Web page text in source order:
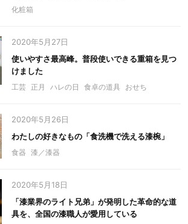
化粧箱
2020年5月27日
使いやすさ最高峰。普段使いできる重箱を見つ
けました
工芸 正月 ハレの日 食卓の道具 おせち
2020年5月26日
わたしの好きなもの「食洗機で洗える漆椀」
食器 漆／漆器
2020年5月18日
「漆業界のライト兄弟」が発明した革命的な道
具を、全国の漆職人が愛用している